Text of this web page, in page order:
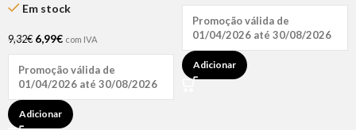
Em stock
9,32€ 6,99€ com IVA
Promoção válida de
01/04/2026 até 30/08/2026
Adicionar
Promoção válida de
01/04/2026 até 30/08/2026
Adicionar